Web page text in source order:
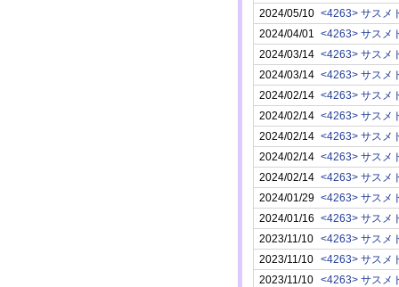
2024/05/10 <4263> サスメ
2024/04/01
<4263> サスメ
2024/03/14 <4263> サスメ
2024/03/14 <4263> サスメ
2024/02/14 <4263> サスメ
2024/02/14 <4263> サスメ
2024/02/14 <4263> サスメ
2024/02/14 <4263> サスメ
2024/02/14 <4263> サスメ
2024/01/29 <4263> サスメ
2024/01/16 <4263> サスメ
2023/11/10 <4263> サスメ
2023/11/10 <4263> サスメ
2023/11/10 <4263> サスメ